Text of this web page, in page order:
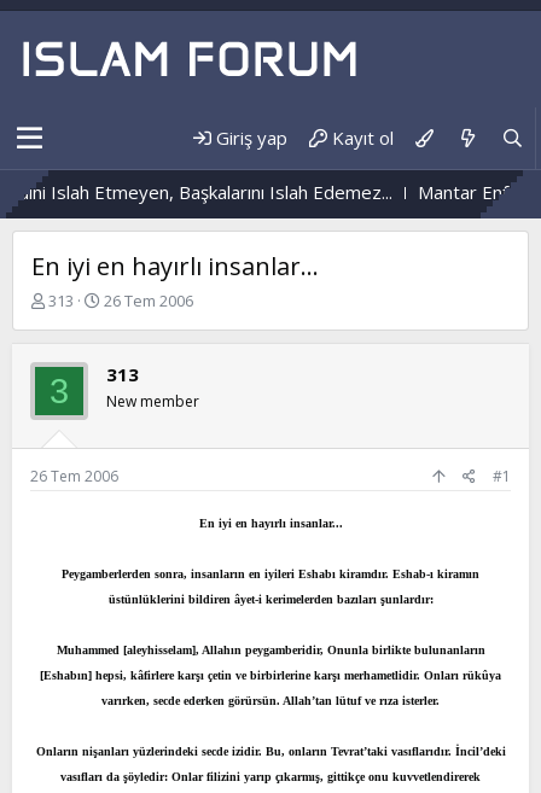
Giriş yap Kayıt ol
Islah Etmeyen, Başkalarını Islah Edemez... Mantar
En iyi en hayırlı insanlar...
K
b
u
y
u
b
a
313
B
a
n
ı
ç
h
26 Tem 2006
3 313
New member
26 Tem 2006 #1
En iyi en hayırlı insanlar...
Peygamberlerden sonra, insanların en iyileri Eshabı kiramdır. Eshab-ı kiramın
üstünlüklerini bildiren âyet-i kerimelerden bazıları şunlardır:
Muhammed [aleyhisselam], Allahın peygamberidir, Onunla birlikte bulunanların
[Eshabın] hepsi, kâfirlere karşı çetin ve birbirlerine karşı merhametlidir. Onları rükûya
varırken, secde ederken görürsün. Allah’tan lütuf ve rıza isterler.
Onların nişanları yüzlerindeki secde izidir. Bu, onların Tevrat’taki vasıflarıdır. İncil’deki
vasıfları da şöyledir: Onlar filizini yarıp çıkarmış, gittikçe onu kuvvetlendirerek